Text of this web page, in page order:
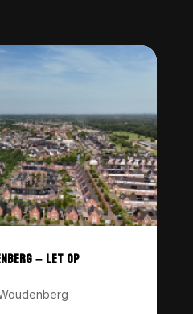
– LET OP